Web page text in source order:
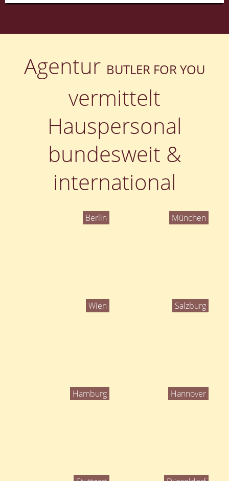
Agentur BUTLER FOR YOU
vermittelt
Hauspersonal
bundesweit &
international
Berlin München
Wien Salzburg
Hamburg Hannover